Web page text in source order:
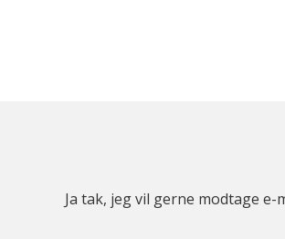
Ja tak, jeg vil gerne modtage